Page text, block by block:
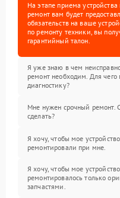
На этапе приема
ремонт вам будет
обязательств на ваше
по ремонту техники, вы
гарантийный талон.
Я уже знаю в чем
ремонт необходим. Для чего
диагностику?
Мне нужен срочный ремонт.
сделать?
Я хочу, чтобы мое устройство
ремонтировали при мне.
Я хочу, чтобы мое устройство
ремонтировалось только
запчастями.